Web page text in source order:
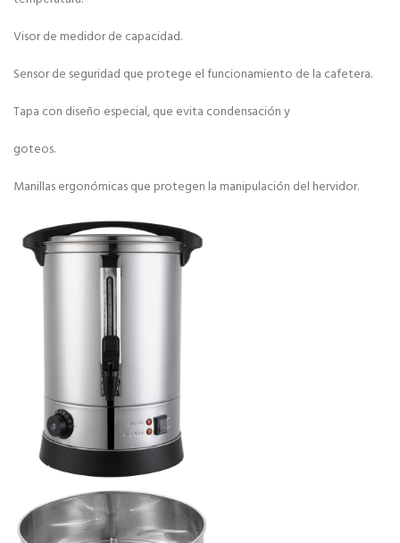
Visor de medidor de capacidad.
Sensor de seguridad que protege el funcionamiento de la cafetera.
Tapa con diseño especial, que evita condensación y
goteos.
Manillas ergonómicas que protegen la manipulación del hervidor.